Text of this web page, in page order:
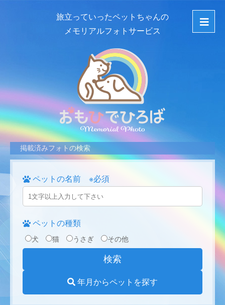
旅立っていったペットちゃんの
メモリアルフォトサービス
掲載済みフォトの検索
ペットの名前 ※必須
ペットの種類
犬 猫 うさぎ その他
年月からペットを探す